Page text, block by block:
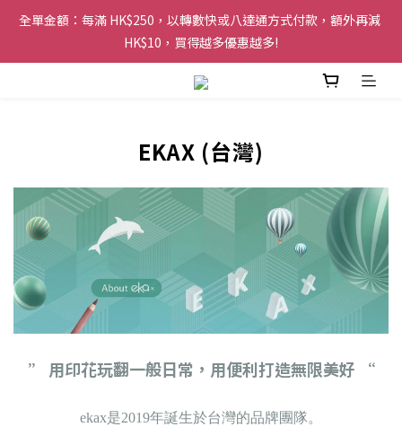
購物滿 HK$200 即可免運費，派送至香港及澳門地區
全單金額：每滿 HK$250，以轉數快或八達通方式付款，額外再減
HK$10，買得越多優惠越多!
歡迎 WhatsApp 6123 6918 查詢或電郵到
購物滿 HK$200 即可免運費，派送至香港及澳門地區
EKAX (台灣)
” 用印花玩翻一般日常，用便利打造無限美好 “
ekax是2019年誕生於台灣的品牌團隊。